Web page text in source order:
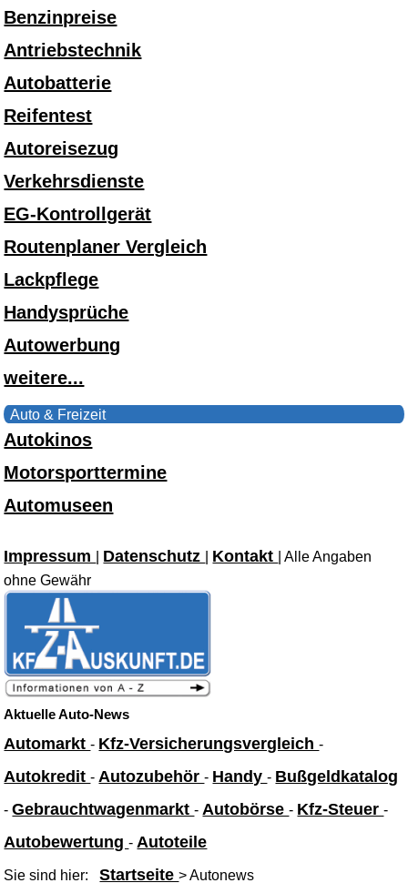
Benzinpreise
Antriebstechnik
Autobatterie
Reifentest
Autoreisezug
Verkehrsdienste
EG-Kontrollgerät
Routenplaner Vergleich
Lackpflege
Handysprüche
Autowerbung
weitere...
Auto & Freizeit
Autokinos
Motorsporttermine
Automuseen
Impressum Datenschutz Kontakt
| Alle Angaben
ohne Gewähr
Aktuelle Auto-News
Automarkt- Kfz-Versicherungsvergleich-
Autokredit- Autozubehör- Handy- Bußgeldkatalog
-Gebrauchtwagenmarkt- Autobörse- Kfz-Steuer-
Autobewertung- Autoteile
Sie sind hier:Startseite> Autonews